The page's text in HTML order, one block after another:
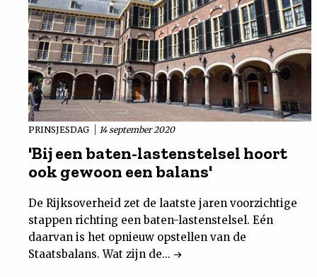
PRINSJESDAG 14 september 2020
'Bij een baten-lastenstelsel hoort
ook gewoon een balans'
De Rijksoverheid zet de laatste jaren voorzichtige
stappen richting een baten-lastenstelsel. Eén
daarvan is het opnieuw opstellen van de
Staatsbalans. Wat zijn de...